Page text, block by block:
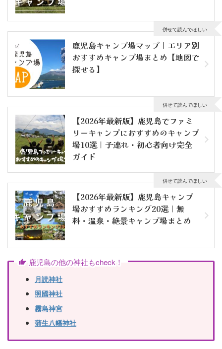
鹿児島キャンプ場マップ｜エリア別
おすすめキャンプ場まとめ【地図で
探せる】
併せて読んでほしい
【2026年最新版】鹿児島でファミ
リーキャンプにおすすめのキャンプ
場10選｜子連れ・初心者向け完全
ガイド
併せて読んでほしい
【2026年最新版】鹿児島キャンプ
場おすすめランキング20選｜無
料・温泉・絶景キャンプ場まとめ
併せて読んでほしい
鹿児島の他の神社もcheck！
月読神社
照國神社
霧島神宮
蒲生八幡神社